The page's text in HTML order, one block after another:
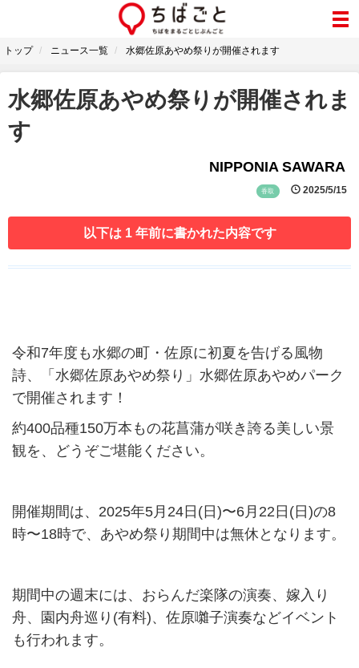
トップ ニュース一覧 水郷佐原あやめ祭りが開催されます
水郷佐原あやめ祭りが開催されま
す
NIPPONIA SAWARA
香取 2025/5/15
以下は 1 年前に書かれた内容です
令和7年度も水郷の町・佐原に初夏を告げる風物
詩、「水郷佐原あやめ祭り」水郷佐原あやめパーク
で開催されます！
約400品種150万本もの花菖蒲が咲き誇る美しい景
観を、どうぞご堪能ください。
開催期間は、2025年5月24日(日)〜6月22日(日)の8
時〜18時で、あやめ祭り期間中は無休となります。
期間中の週末には、おらんだ楽隊の演奏、嫁入り
舟、園内舟巡り(有料)、佐原囃子演奏などイベント
も行われます。